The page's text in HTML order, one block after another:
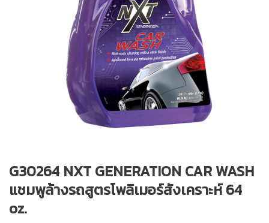
G30264 NXT GENERATION CAR WASH
แชมพูล้างรถสูตรโพลิเมอร์สังเคราะห์ 64
oz.